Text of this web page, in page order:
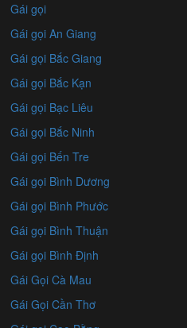
Gái gọi
Gái gọi An Giang
Gái gọi Bắc Giang
Gái gọi Bắc Kạn
Gái gọi Bạc Liêu
Gái gọi Bắc Ninh
Gái gọi Bến Tre
Gái gọi Bình Dương
Gái gọi Bình Phước
Gái gọi Bình Thuận
Gái gọi Bình Định
Gái Gọi Cà Mau
Gái Gọi Cần Thơ